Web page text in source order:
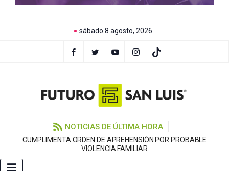
sábado 8 agosto, 2026
NOTICIAS DE ÚLTIMA HORA
CUMPLIMENTA ORDEN DE APREHENSIÓN POR PROBABLE
VIOLENCIA FAMILIAR